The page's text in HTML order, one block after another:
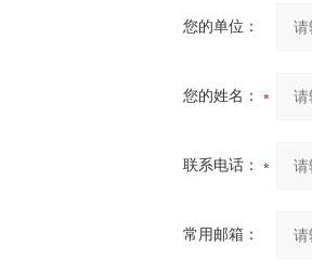
您的单位：
您的姓名：
联系电话：
常用邮箱：